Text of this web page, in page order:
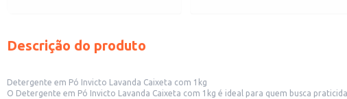
Descrição do produto
Detergente em Pó Invicto Lavanda Caixeta com 1kg
O Detergente em Pó Invicto Lavanda Caixeta com 1kg é ideal para quem busca